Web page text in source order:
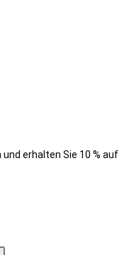
erhalten Sie 10 % auf